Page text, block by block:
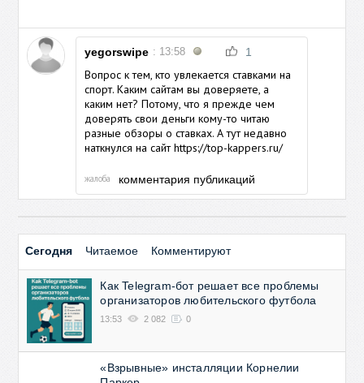
yegorswipe : 13:58 1
Вопрос к тем, кто увлекается ставками на
спорт. Каким сайтам вы доверяете, а
каким нет? Потому, что я прежде чем
доверять свои деньги кому-то читаю
разные обзоры о ставках. А тут недавно
наткнулся на сайт https://top-kappers.ru/
комментария публикаций
жалоба
Сегодня Читаемое Комментируют
Как Telegram-бот решает все проблемы
организаторов любительского футбола
13:53 2 082 0
«Взрывные» инсталляции Корнелии